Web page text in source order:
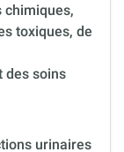
chimiques,
toxiques, de
des soins
urinaires